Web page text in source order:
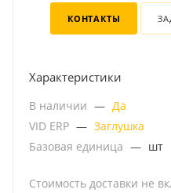
КОНТАКТЫ
Характеристики
В наличии — Да
VID ERP — Заглушка
Базовая единица — шт
Стоимость доставки не